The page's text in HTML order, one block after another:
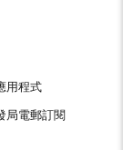
用程式
局電郵訂閱